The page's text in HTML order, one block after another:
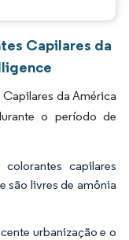
Capilares da
da América
o período de
capilares
são livres de amônia
urbanização e o